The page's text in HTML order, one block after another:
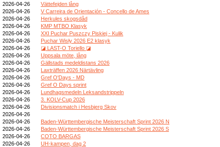
2026-04-26
Vättefejden lång
2026-04-26
V Carreira de Orientación - Concello de Ames
2026-04-26
Herkules skogsdåd
2026-04-26
KMP MTBO Klasyk
2026-04-26
XXI Puchar Puszczy Piskiej - Kulik
2026-04-26
Puchar Wisły 2026 E2 klasyk
2026-04-26
◪ LAST-O Toriello ◪
2026-04-26
Uppsala möte, lång
2026-04-26
Gällstads medeldistans 2026
2026-04-26
Laxträffen 2026 Närtävling
2026-04-26
Gref O'Days - MD
2026-04-26
Gref O Days sprint
2026-04-26
Lundhagsmedeln Leksandstrippeln
2026-04-26
3. KOLV-Cup 2026
2026-04-26
Divisionsmatch i Hesbjerg Skov
2026-04-26
2026-04-26
Baden-Württembergische Meisterschaft Sprint 2026 N
2026-04-26
Baden-Württembergische Meisterschaft Sprint 2026 S
2026-04-26
COTO BARGAS
2026-04-26
UH-kampen, dag 2